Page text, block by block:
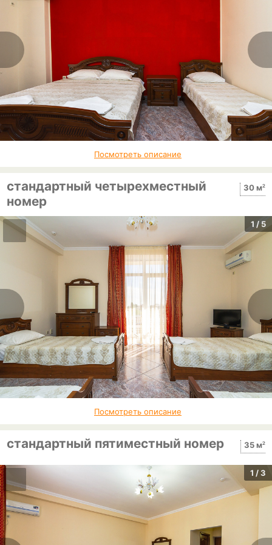
Посмотреть описание
30 м2
стандартный четырехместный
номер
1 / 5
Посмотреть описание
35 м2
стандартный пятиместный номер
1 / 3